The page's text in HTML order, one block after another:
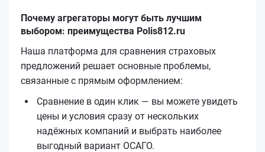
Почему агрегаторы могут быть лучшим
выбором: преимущества Polis812.ru
Наша платформа для сравнения страховых
предложений решает основные проблемы,
связанные с прямым оформлением:
Сравнение в один клик — вы можете увидеть
цены и условия сразу от нескольких
надёжных компаний и выбрать наиболее
выгодный вариант ОСАГО.